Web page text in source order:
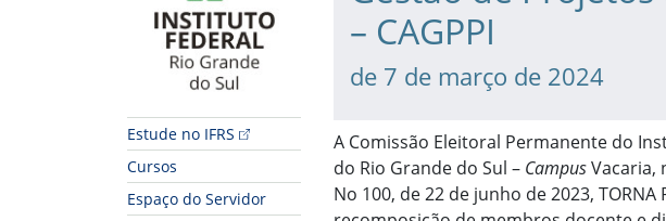
Estude no IFRS
Cursos
Espaço do Servidor
– CAGPPI
de 7 de março de 2024
A Comissão Eleitoral Permanente do
do Rio Grande do Sul – CampusVacaria,
No 100, de 22 de junho de 2023,